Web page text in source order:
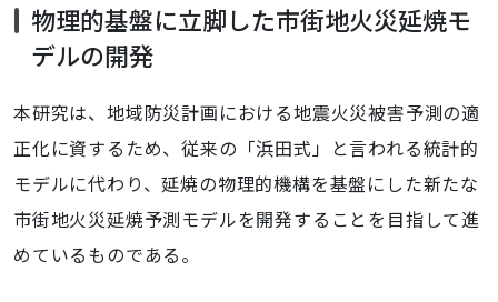
物理的基盤に立脚した市街地火災延焼モ
デルの開発
本研究は、地域防災計画における地震火災被害予測の適
正化に資するため、従来の「浜田式」と言われる統計的
モデルに代わり、延焼の物理的機構を基盤にした新たな
市街地火災延焼予測モデルを開発することを目指して進
めているものである。